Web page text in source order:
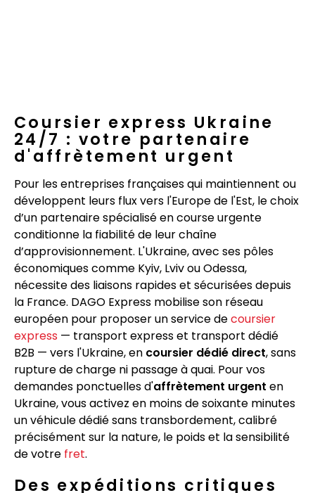
Coursier express Ukraine
24/7 : votre partenaire
d'affrètement urgent
Pour les entreprises françaises qui maintiennent ou
développent leurs flux vers l'Europe de l'Est, le choix
d’un partenaire spécialisé en course urgente
conditionne la fiabilité de leur chaîne
d’approvisionnement. L'Ukraine, avec ses pôles
économiques comme Kyiv, Lviv ou Odessa,
nécessite des liaisons rapides et sécurisées depuis
la France. DAGO Express mobilise son réseau
européen pour proposer un service decoursier
express — transport express et transport dédié
B2B — vers l'Ukraine, en coursier dédié direct, sans
rupture de charge ni passage à quai. Pour vos
demandes ponctuelles d'affrètement urgent en
Ukraine, vous activez en moins de soixante minutes
un véhicule dédié sans transbordement, calibré
précisément sur la nature, le poids et la sensibilité
de votre fret.
Des expéditions critiques